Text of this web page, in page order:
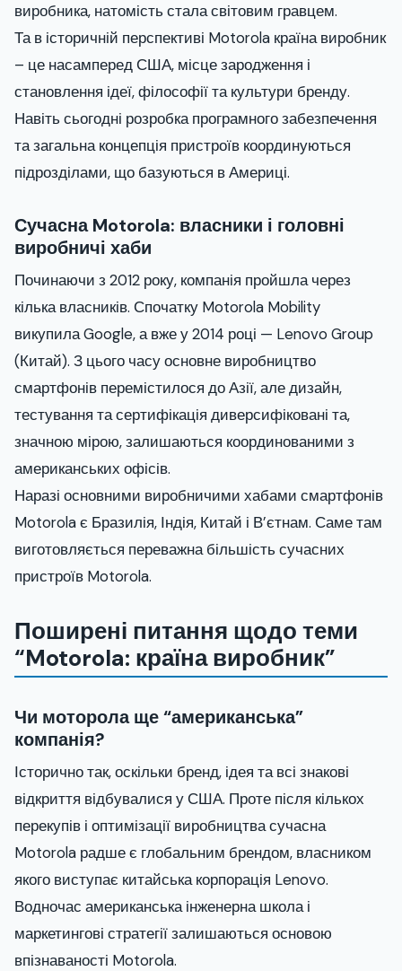
виробника, натомість стала світовим гравцем.
Та в історичній перспективі Motorola країна виробник
– це насамперед США, місце зародження і
становлення ідеї, філософії та культури бренду.
Навіть сьогодні розробка програмного забезпечення
та загальна концепція пристроїв координуються
підрозділами, що базуються в Америці.
Сучасна Motorola: власники і головні
виробничі хаби
Починаючи з 2012 року, компанія пройшла через
кілька власників. Спочатку Motorola Mobility
викупила Google, а вже у 2014 році — Lenovo Group
(Китай). З цього часу основне виробництво
смартфонів перемістилося до Азії, але дизайн,
тестування та сертифікація диверсифіковані та,
значною мірою, залишаються координованими з
американських офісів.
Наразі основними виробничими хабами смартфонів
Motorola є Бразилія, Індія, Китай і В’єтнам. Саме там
виготовляється переважна більшість сучасних
пристроїв Motorola.
Поширені питання щодо теми
“Motorola: країна виробник”
Чи моторола ще “американська”
компанія?
Історично так, оскільки бренд, ідея та всі знакові
відкриття відбувалися у США. Проте після кількох
перекупів і оптимізації виробництва сучасна
Motorola радше є глобальним брендом, власником
якого виступає китайська корпорація Lenovo.
Водночас американська інженерна школа і
маркетингові стратегії залишаються основою
впізнаваності Motorola.